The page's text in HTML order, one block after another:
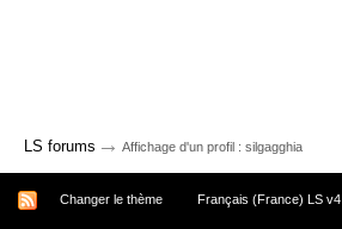
LS forums → Affichage d'un profil : silgagghia
Changer le thème Français (France) LS v4